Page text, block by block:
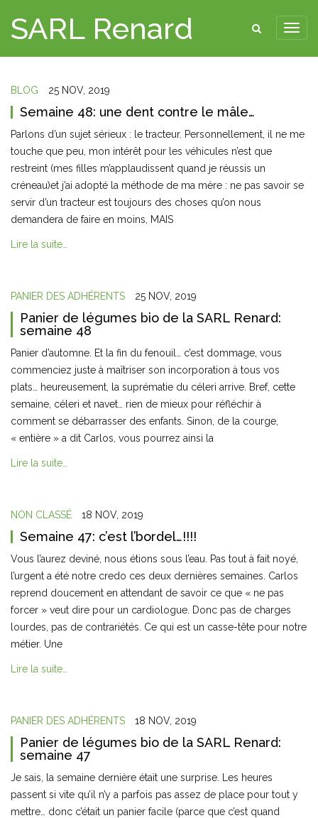
SARL Renard
BLOG 25 NOV, 2019
Semaine 48: une dent contre le mâle…
Parlons d’un sujet sérieux : le tracteur. Personnellement, il ne me
touche que peu, mon intérêt pour les véhicules n’est que
restreint (mes filles m’applaudissent quand je réussis un
créneau)et j’ai adopté la méthode de ma mère : ne pas savoir se
servir d’un tracteur est toujours des choses qu’on nous
demandera de faire en moins, MAIS
Lire la suite…
PANIER DES ADHÉRENTS 25 NOV, 2019
Panier de légumes bio de la SARL Renard:
semaine 48
Panier d’automne. Et la fin du fenouil… c’est dommage, vous
commenciez juste à maîtriser son incorporation à tous vos
plats… heureusement, la suprématie du céleri arrive. Bref, cette
semaine, céleri et navet… rien de mieux pour réfléchir à
comment se débarrasser des enfants. Sinon, de la courge,
« entière » a dit Carlos, vous pourrez ainsi la
Lire la suite…
NON CLASSÉ 18 NOV, 2019
Semaine 47: c’est l’bordel…!!!!
Vous l’aurez deviné, nous étions sous l’eau. Pas tout à fait noyé,
l’urgent a été notre credo ces deux dernières semaines. Carlos
reprend doucement en attendant de savoir ce que « ne pas
forcer » veut dire pour un cardiologue. Donc pas de charges
lourdes, pas de contrariétés. Ce qui est un casse-tête pour notre
métier. Une
Lire la suite…
PANIER DES ADHÉRENTS 18 NOV, 2019
Panier de légumes bio de la SARL Renard:
semaine 47
Je sais, la semaine dernière était une surprise. Les heures
passent si vite qu’il n’y a parfois pas assez de place pour tout y
mettre… donc c’était un panier facile (parce que c’est quand